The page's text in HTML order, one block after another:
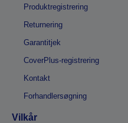
Produktregistrering
Returnering
Garantitjek
CoverPlus-registrering
Kontakt
Forhandlersøgning
Vilkår